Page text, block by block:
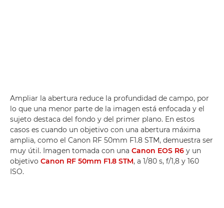
Ampliar la abertura reduce la profundidad de campo, por
lo que una menor parte de la imagen está enfocada y el
sujeto destaca del fondo y del primer plano. En estos
casos es cuando un objetivo con una abertura máxima
amplia, como el Canon RF 50mm F1.8 STM, demuestra ser
muy útil. Imagen tomada con una Canon EOS R6 y un
objetivo Canon RF 50mm F1.8 STM, a 1/80 s, f/1,8 y 160
ISO.